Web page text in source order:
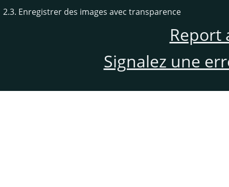
2.3. Enregistrer des images avec transparence
Report
Signalez une